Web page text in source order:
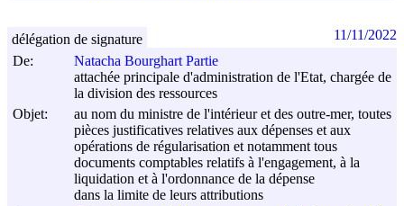
De:
Natacha Bourghart Partie
attachée principale d'administration de l'Etat, chargée de
la division des ressources
Objet:
au nom du ministre de l'intérieur et des outre-mer, toutes
pièces justificatives relatives aux dépenses et aux
opérations de régularisation et notamment tous
documents comptables relatifs à l'engagement, à la
liquidation et à l'ordonnance de la dépense
dans la limite de leurs attributions
délégation de signature 11/11/2022